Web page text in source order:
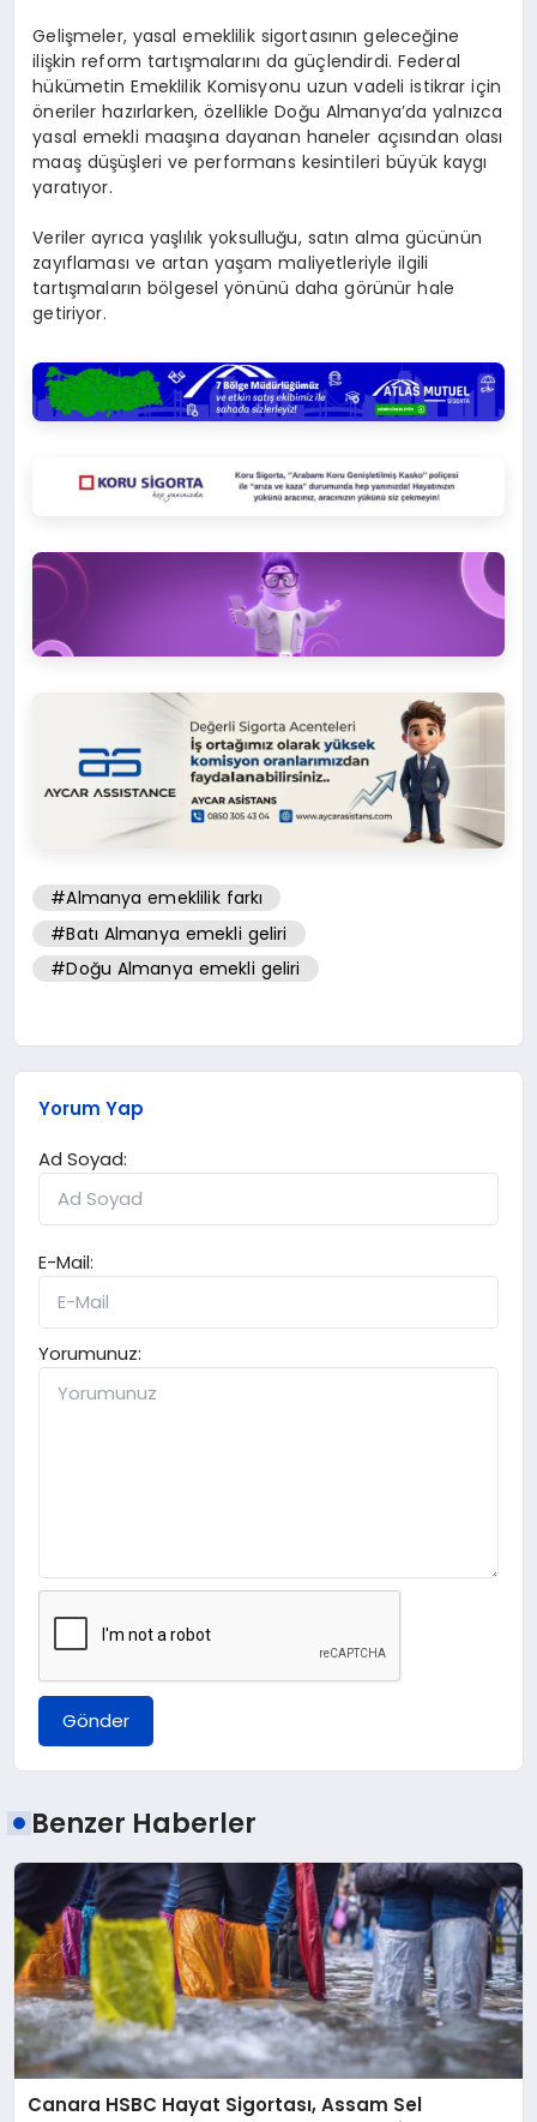
Gelişmeler, yasal emeklilik sigortasının geleceğine
ilişkin reform tartışmalarını da güçlendirdi. Federal
hükümetin Emeklilik Komisyonu uzun vadeli istikrar için
öneriler hazırlarken, özellikle Doğu Almanya’da yalnızca
yasal emekli maaşına dayanan haneler açısından olası
maaş düşüşleri ve performans kesintileri büyük kaygı
yaratıyor.
Veriler ayrıca yaşlılık yoksulluğu, satın alma gücünün
zayıflaması ve artan yaşam maliyetleriyle ilgili
tartışmaların bölgesel yönünü daha görünür hale
getiriyor.
#Almanya emeklilik farkı
#Batı Almanya emekli geliri
#Doğu Almanya emekli geliri
Yorum Yap
Ad Soyad:
E-Mail:
Yorumunuz:
Gönder
Benzer Haberler
Canara HSBC Hayat Sigortası, Assam Sel